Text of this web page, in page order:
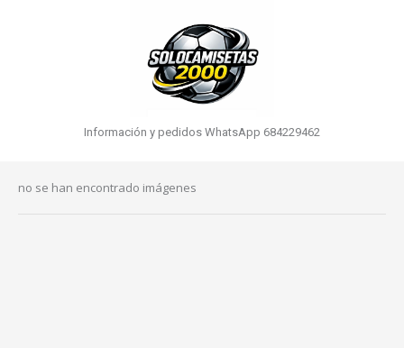
Información y pedidos WhatsApp 684229462
no se han encontrado imágenes